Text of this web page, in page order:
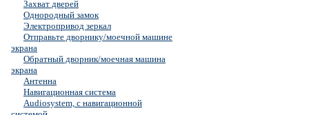
Захват дверей
Однородный замок
Электропривод зеркал
Отправьте дворнику/моечной машине
экрана
Обратный дворник/моечная машина
экрана
Антенна
Навигационная система
Audiosystem, с навигационной